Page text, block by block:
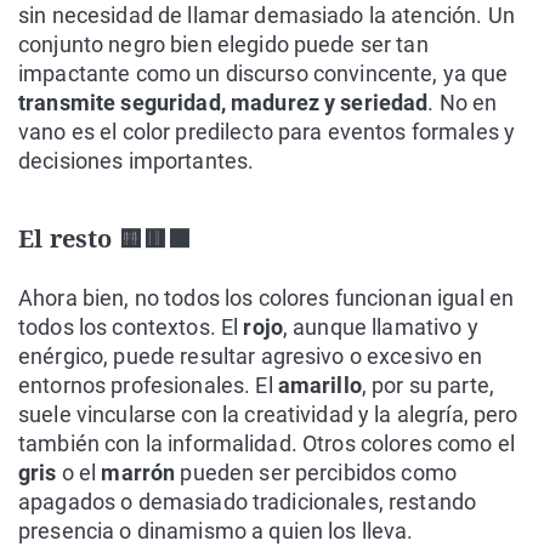
sin necesidad de llamar demasiado la atención. Un
conjunto negro bien elegido puede ser tan
impactante como un discurso convincente, ya que
transmite seguridad, madurez y seriedad. No en
vano es el color predilecto para eventos formales y
decisiones importantes.
El resto 🟨🟥🟫
Ahora bien, no todos los colores funcionan igual en
todos los contextos. El rojo, aunque llamativo y
enérgico, puede resultar agresivo o excesivo en
entornos profesionales. El amarillo, por su parte,
suele vincularse con la creatividad y la alegría, pero
también con la informalidad. Otros colores como el
gris o el marrón pueden ser percibidos como
apagados o demasiado tradicionales, restando
presencia o dinamismo a quien los lleva.